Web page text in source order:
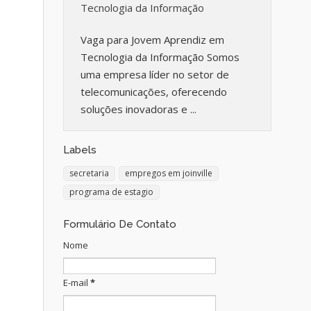
Tecnologia da Informação
Vaga para Jovem Aprendiz em
Tecnologia da Informação Somos
uma empresa líder no setor de
telecomunicações, oferecendo
soluções inovadoras e ...
Labels
secretaria
empregos em joinville
programa de estagio
Formulário De Contato
Nome
E-mail *